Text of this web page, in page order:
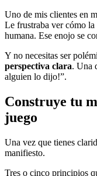
Uno de mis clientes en
Le frustraba ver cómo la
humana. Ese enojo se
Y no necesitas ser
perspectiva clara. Una
alguien lo dijo!”.
Construye tu
juego
Una vez que tienes
manifiesto.
Tres o cinco principios